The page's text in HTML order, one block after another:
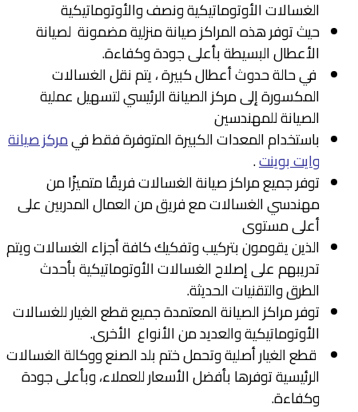
الغسالات الأوتوماتيكية ونصف والأوتوماتيكية
حيث توفر هذه المراكز صيانة منزلية مضمونة لصيانة
الأعطال البسيطة بأعلى جودة وكفاءة.
في حالة حدوث أعطال كبيرة ، يتم نقل الغسالات
المكسورة إلى مركز الصيانة الرئيسي لتسهيل عملية
الصيانة للمهندسين
باستخدام المعدات الكبيرة المتوفرة فقط فيمركز صيانة
وايت بوينت.
توفر جميع مراكز صيانة الغسالات فريقًا متميزًا من
مهندسي الغسالات مع فريق من العمال المدربين على
أعلى مستوى
الذين يقومون بتركيب وتفكيك كافة أجزاء الغسالات ويتم
تدريبهم على إصلاح الغسالات الأوتوماتيكية بأحدث
الطرق والتقنيات الحديثة.
توفر مراكز الصيانة المعتمدة جميع قطع الغيار للغسالات
الأوتوماتيكية والعديد من الأنواع الأخرى.
قطع الغيار أصلية وتحمل ختم بلد الصنع ووكالة الغسالات
الرئيسية توفرها بأفضل الأسعار للعملاء، وبأعلى جودة
وكفاءة.